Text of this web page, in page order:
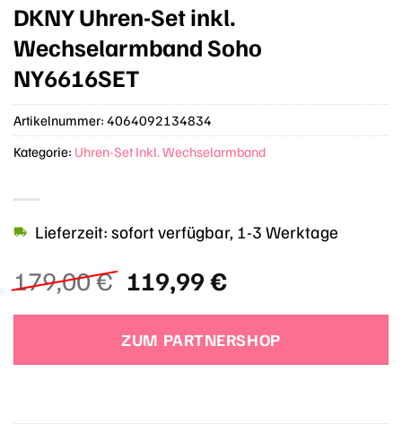
DKNY Uhren-Set inkl.
Wechselarmband Soho
NY6616SET
179,00€ Ursprünglicher
Preis
war:
179,00 €
119,99€Aktueller
ist:
119,99 €.
Lieferzeit: sofort verfügbar, 1-3 Werktage
ZUM PARTNERSHOP
Artikelnummer: 4064092134834
Kategorie: Uhren-Set Inkl. Wechselarmband